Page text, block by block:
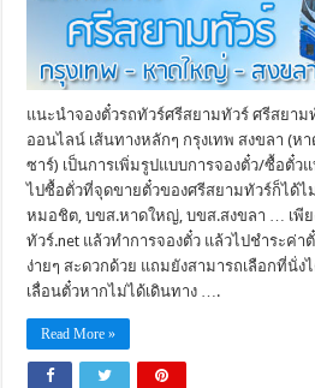
แนะนำจองตั๋วรถทัวร์ศรีสยามทัวร์ ศรีสยาม
ออนไลน์ เส้นทางหลักๆ กรุงเทพ สงขลา (ห
ซาร์) เป็นการเพิ่มรูปแบบการจองตั๋ว/ซื้อตั๋ว
ไปซื้อตั่วที่จุดขายตั๋วของศรีสยามทัวร์ก็ได้ไ
หมอชิต, บขส.หาดใหญ่, บขส.สงขลา … เพีย
ทัวร์.net แล้วทำการจองตั๋ว แล้วไปชำระค่า
ง่ายๆ สะดวกด้วย แถมยังสามารถเลือกที่นั่ง
เลื่อนตั๋วหากไม่ได้เดินทาง ….
Read More »